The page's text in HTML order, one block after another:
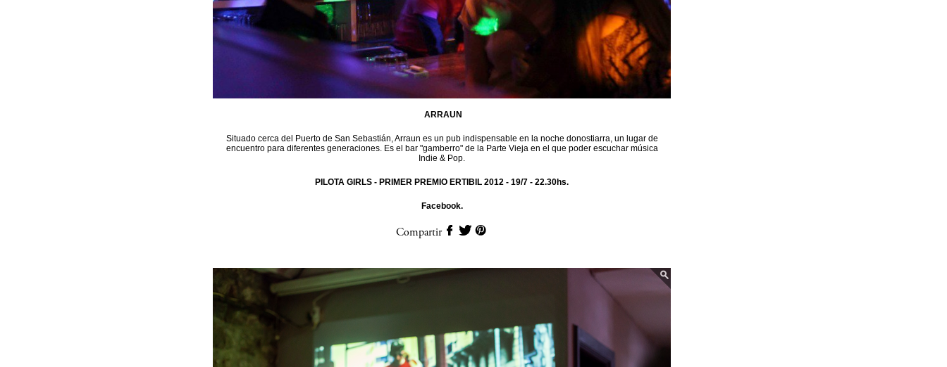
ARRAUN
Situado cerca del Puerto de San Sebastián, Arraun es un pub indispensable en la noche donostiarra, un lugar de
encuentro para diferentes generaciones. Es el bar "gamberro" de la Parte Vieja en el que poder escuchar música
Indie & Pop.
PILOTA GIRLS - PRIMER PREMIO ERTIBIL 2012 - 19/7 - 22.30hs.
Facebook.
Compartir